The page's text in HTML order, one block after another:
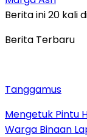
Berita ini 20 kali
Berita Terbaru
Tanggamus
Mengetuk Pintu
Warga Binaan